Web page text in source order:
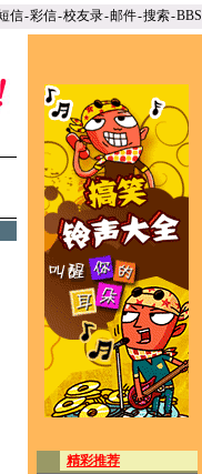
信-彩信-校友录-邮件-搜索-BBS